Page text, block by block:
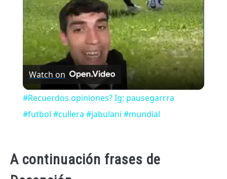
Watch on
#Recuerdos opiniones? Ig: pausegarrra
#futbol #cullera #jabulani #mundial
A continuación frases de